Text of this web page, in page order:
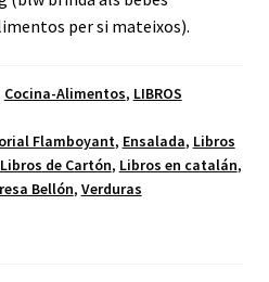
per si mateixos).
Cocina-Alimentos, LIBROS
Flamboyant, Ensalada, Libros
Libros de Cartón, Libros en catalán,
Bellón, Verduras